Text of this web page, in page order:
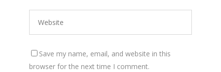
Save my name, email, and website in this
browser for the next time I comment.